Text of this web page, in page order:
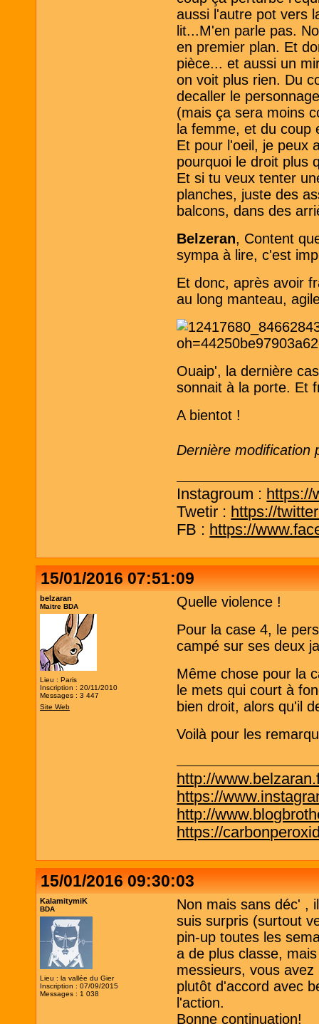
aussi l'autre pot vers
lit...M'en parle pas.
en premier plan. Et
pièce... et aussi un
on voit plus rien. Du
decaller le
(mais ça sera moins
la femme, et du coup
Et pour l'oeil, je peux
pourquoi le droit plus
Et si tu veux tenter
planches, juste des
balcons, dans des
Belzeran, Content
sympa à lire, c'est
Et donc, après avoir
au long manteau,
Ouaip', la dernière
sonnait à la porte. Et
A bientot !
Dernière modification
Instagroum : https://
Twetir : https://
FB : https://
15/01/2016 07:51:09
belzaran
Maitre BDA
Lieu : Paris
Inscription : 20/11/2010
Messages : 3 447
Site Web
Quelle violence !
Pour la case 4, le
campé sur ses deux
Même chose pour la
le mets qui court à
bien droit, alors qu'il
Voilà pour les
http://
https://
http://
https://
15/01/2016 09:30:03
KalamitymiK
BDA
Lieu : la vallée du Gier
Inscription : 07/09/2015
Messages : 1 038
Non mais sans déc' ,
suis surpris (surtout
pin-up toutes les
a de plus classe,
messieurs, vous
plutôt d'accord avec
l'action.
Bonne continuation!